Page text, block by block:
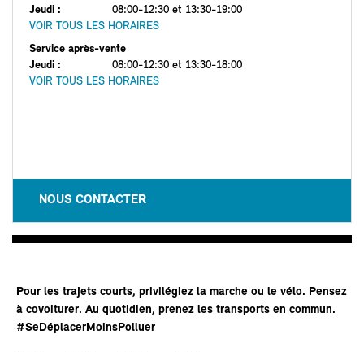
Jeudi :
08:00-12:30 et 13:30-19:00
VOIR TOUS LES HORAIRES
Service après-vente
Jeudi :
08:00-12:30 et 13:30-18:00
VOIR TOUS LES HORAIRES
NOUS CONTACTER
Pour les trajets courts, privilégiez la marche ou le vélo. Pensez
à covoiturer. Au quotidien, prenez les transports en commun.
#SeDéplacerMoinsPolluer